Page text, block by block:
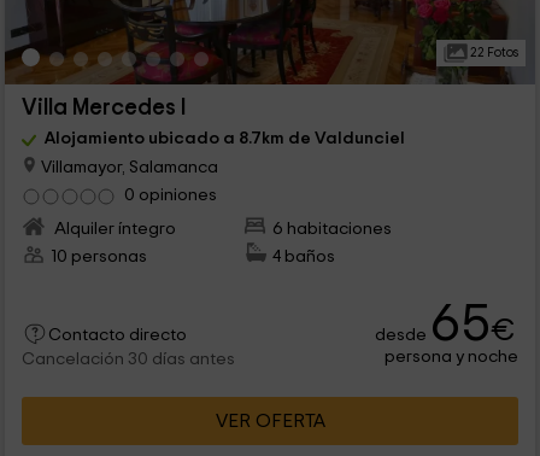
22 Fotos
Villa Mercedes I
Alojamiento ubicado a 8.7km de Valdunciel
Villamayor, Salamanca
0 opiniones
Alquiler íntegro
6 habitaciones
10 personas
4 baños
Contacto directo
Cancelación 30 días antes
desde 65€
persona y noche
VER OFERTA